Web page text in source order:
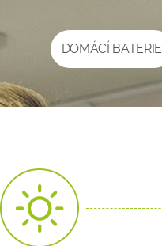
DOMÁCÍ BATERIE